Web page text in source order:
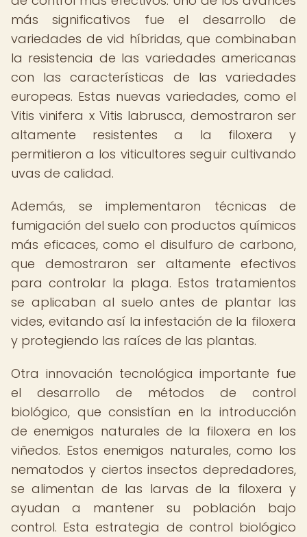
más significativos fue el desarrollo de
variedades de vid híbridas, que combinaban
la resistencia de las variedades americanas
con las características de las variedades
europeas. Estas nuevas variedades, como el
Vitis vinifera x Vitis labrusca, demostraron ser
altamente resistentes a la filoxera y
permitieron a los viticultores seguir cultivando
uvas de calidad.
Además, se implementaron técnicas de
fumigación del suelo con productos químicos
más eficaces, como el disulfuro de carbono,
que demostraron ser altamente efectivos
para controlar la plaga. Estos tratamientos
se aplicaban al suelo antes de plantar las
vides, evitando así la infestación de la filoxera
y protegiendo las raíces de las plantas.
Otra innovación tecnológica importante fue
el desarrollo de métodos de control
biológico, que consistían en la introducción
de enemigos naturales de la filoxera en los
viñedos. Estos enemigos naturales, como los
nematodos y ciertos insectos depredadores,
se alimentan de las larvas de la filoxera y
ayudan a mantener su población bajo
control. Esta estrategia de control biológico